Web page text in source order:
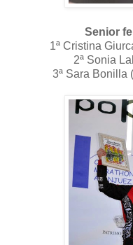
Senior
1ª Cristina
2ª Sonia
3ª Sara Bonilla